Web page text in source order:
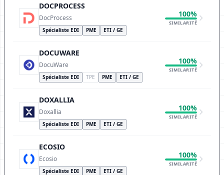
DOCPROCESS
DocProcess
Spécialiste EDI PME ETI / GE
100%
SIMILARITÉ
DOCUWARE
DocuWare
Spécialiste EDI TPE PME ETI / GE
100%
SIMILARITÉ
DOXALLIA
Doxallia
Spécialiste EDI PME ETI / GE
100%
SIMILARITÉ
ECOSIO
Ecosio
Spécialiste EDI PME ETI / GE
100%
SIMILARITÉ